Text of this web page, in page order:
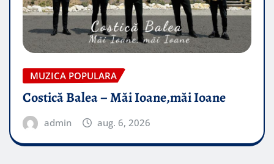
MUZICA POPULARA
Costică Balea – Măi Ioane,măi Ioane
admin aug. 6, 2026